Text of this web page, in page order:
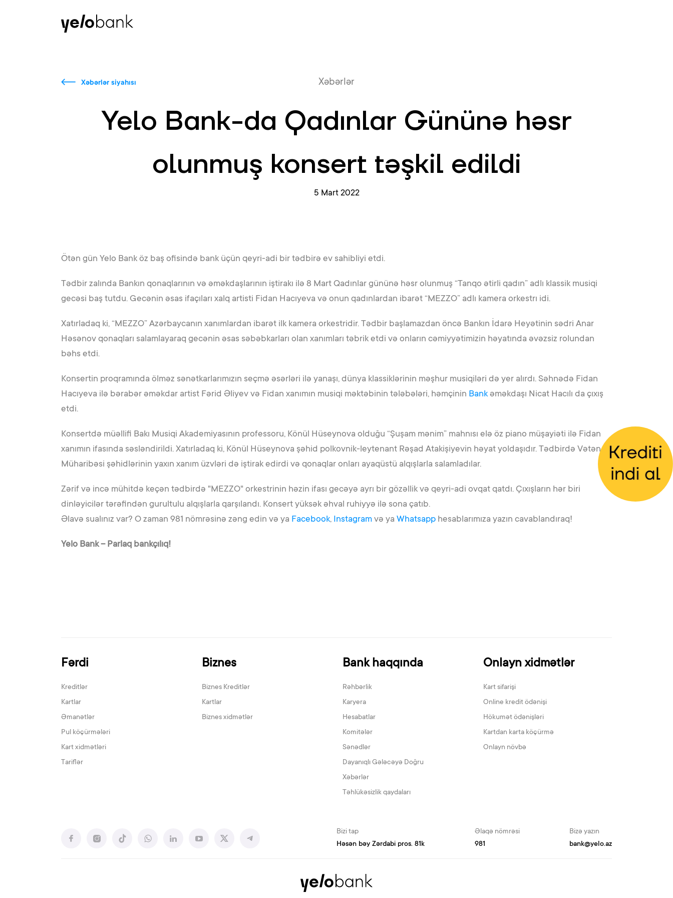
Xəbərlər siyahısı Xəbərlər
Yelo Bank-da Qadınlar Gününə həsr
olunmuş konsert təşkil edildi
5 Mart 2022
Ötən gün Yelo Bank öz baş ofisində bank üçün qeyri-adi bir tədbirə ev sahibliyi etdi.
Tədbir zalında Bankın qonaqlarının və əməkdaşlarının iştirakı ilə 8 Mart Qadınlar gününə həsr olunmuş “Tanqo ətirli qadın” adlı klassik musiqi
gecəsi baş tutdu. Gecənin əsas ifaçıları xalq artisti Fidan Hacıyeva və onun qadınlardan ibarət “MEZZO” adlı kamera orkestrı idi.
Xatırladaq ki, “MEZZO” Azərbaycanın xanımlardan ibarət ilk kamera orkestridir. Tədbir başlamazdan öncə Bankın İdarə Heyətinin sədri Anar
Həsənov qonaqları salamlayaraq gecənin əsas səbəbkarları olan xanımları təbrik etdi və onların cəmiyyətimizin həyatında əvəzsiz rolundan
bəhs etdi.
Konsertin proqramında ölməz sənətkarlarımızın seçmə əsərləri ilə yanaşı, dünya klassiklərinin məşhur musiqiləri də yer alırdı. Səhnədə Fidan
Hacıyeva ilə bərabər əməkdar artist Fərid Əliyev və Fidan xanımın musiqi məktəbinin tələbələri, həmçinin Bankəməkdaşı Nicat Hacılı da çıxış
etdi.
Konsertdə müəllifi Bakı Musiqi Akademiyasının professoru, Könül Hüseynova olduğu “Şuşam mənim” mahnısı elə öz piano müşayiəti ilə Fidan
xanımın ifasında səsləndirildi. Xatırladaq ki, Könül Hüseynova şəhid polkovnik-leytenant Rəşad Atakişiyevin həyat yoldaşıdır. Tədbirdə Vətən
Müharibəsi şəhidlərinin yaxın xanım üzvləri də iştirak edirdi və qonaqlar onları ayaqüstü alqışlarla salamladılar.
Zərif və incə mühitdə keçən tədbirdə "MEZZO" orkestrinin həzin ifası gecəyə ayrı bir gözəllik və qeyri-adi ovqat qatdı. Çıxışların hər biri
dinləyicilər tərəfindən gurultulu alqışlarla qarşılandı. Konsert yüksək əhval ruhiyyə ilə sona çatıb.
Əlavə sualınız var? O zaman 981 nömrəsinə zəng edin və ya Facebook, Instagram və ya Whatsapp hesablarımıza yazın cavablandıraq!
Yelo Bank – Parlaq bankçılıq!
Fərdi
Kreditlər
Kartlar
Əmanətlər
Pul köçürmələri
Kart xidmətləri
Tariflər
Biznes
Biznes Kreditlər
Kartlar
Biznes xidmətlər
Bank haqqında
Rəhbərlik
Karyera
Hesabatlar
Komitələr
Sənədlər
Dayanıqlı Gələcəyə Doğru
Xəbərlər
Təhlükəsizlik qaydaları
Onlayn xidmətlər
Kart sifarişi
Online kredit ödənişi
Hökumət ödənişləri
Kartdan karta köçürmə
Onlayn növbə
Bizi tap
Həsən bəy Zərdabi pros. 81k
Əlaqə nömrəsi
981
Bizə yazın
bank@yelo.az